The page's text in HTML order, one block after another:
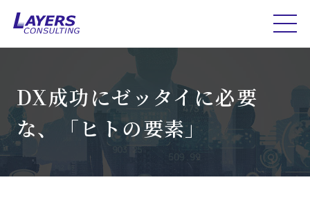
DX成功にゼッタイに必要
な、「ヒトの要素」